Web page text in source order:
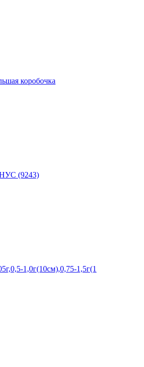
коробочка
(9243)
1,0г(10см),0,75-1,5г(1